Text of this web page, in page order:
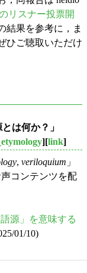
リスナー投票開
結果を参考に，ま
ひご聴取いただけ
は何か？」
][link]
, veriloquium 」
コンテンツを配
源」を意味する
01/10)